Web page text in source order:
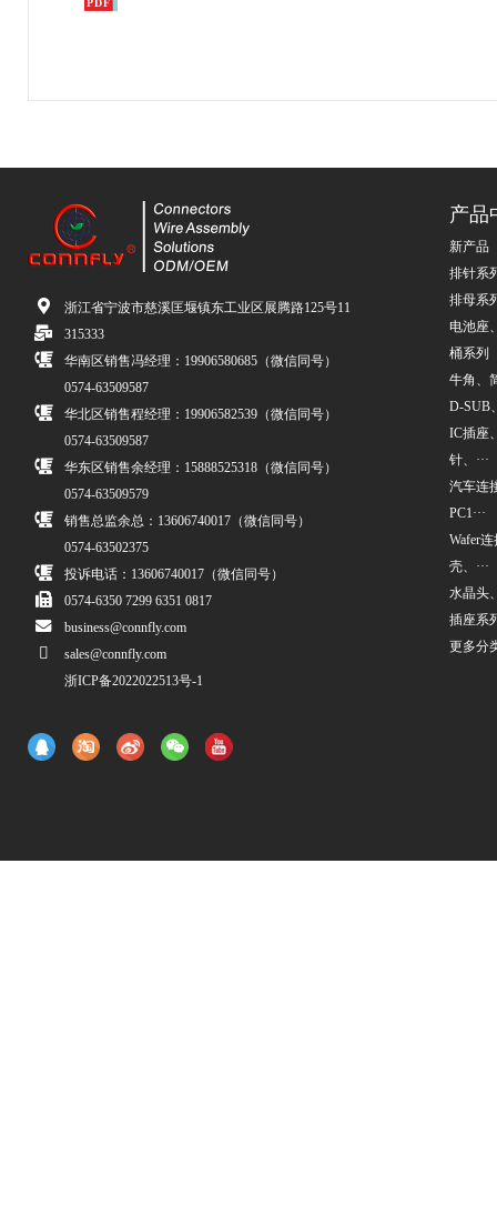
浙江省宁波市慈溪匡堰镇东工业区展腾路125号11
315333
华南区销售冯经理：19906580685（微信同号）
0574-63509587
华北区销售程经理：19906582539（微信同号）
0574-63509587
华东区销售余经理：15888525318（微信同号）
0574-63509579
销售总监余总：13606740017（微信同号）
0574-63502375
投诉电话：13606740017（微信同号）
0574-6350 7299 6351 0817
business@connfly.com
sales@connfly.com
浙ICP备2022022513号-1
产品
新产品
排针系
排母系
电池座
桶系列
牛角、
D-SUB
IC插座
针、···
汽车连
PC1···
Wafer
壳、···
水晶头
插座系
更多分